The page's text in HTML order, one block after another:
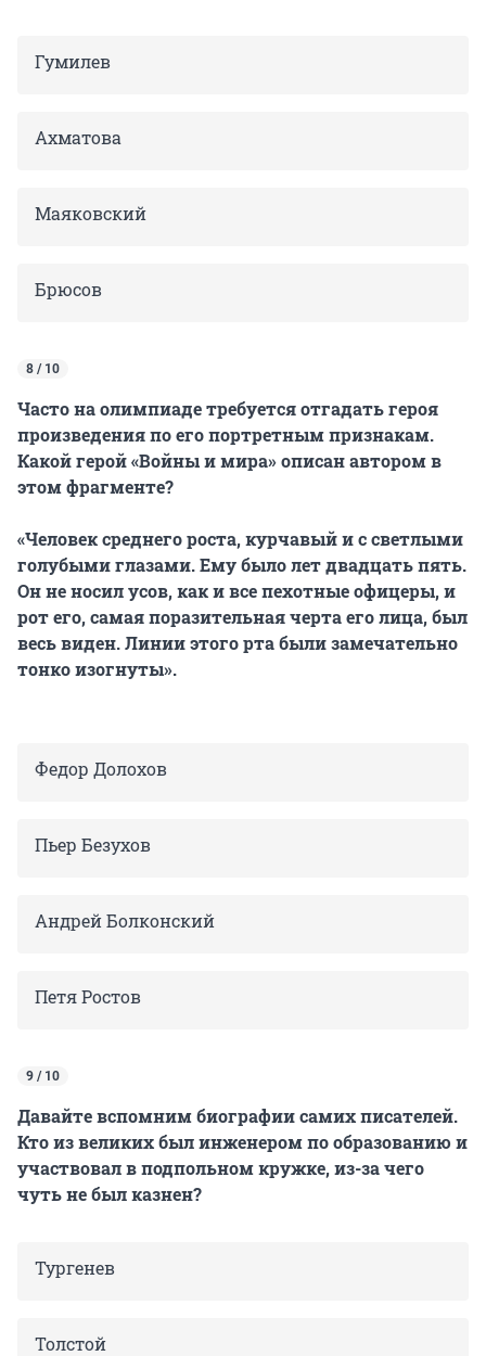
Гумилев
Ахматова
Маяковский
Брюсов
8 / 10
Часто на олимпиаде требуется отгадать героя
произведения по его портретным признакам.
Какой герой «Войны и мира» описан автором в
этом фрагменте?
«Человек среднего роста, курчавый и с светлыми
голубыми глазами. Ему было лет двадцать пять.
Он не носил усов, как и все пехотные офицеры, и
рот его, самая поразительная черта его лица, был
весь виден. Линии этого рта были замечательно
тонко изогнуты».
Федор Долохов
Пьер Безухов
Андрей Болконский
Петя Ростов
9 / 10
Давайте вспомним биографии самих писателей.
Кто из великих был инженером по образованию и
участвовал в подпольном кружке, из-за чего
чуть не был казнен?
Тургенев
Толстой